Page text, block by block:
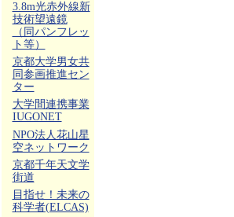
3.8m光赤外線新
技術望遠鏡
（同パンフレッ
ト等）
京都大学男女共
同参画推進セン
ター
大学間連携事業
IUGONET
NPO法人花山星
空ネットワーク
京都千年天文学
街道
目指せ！未来の
科学者(ELCAS)